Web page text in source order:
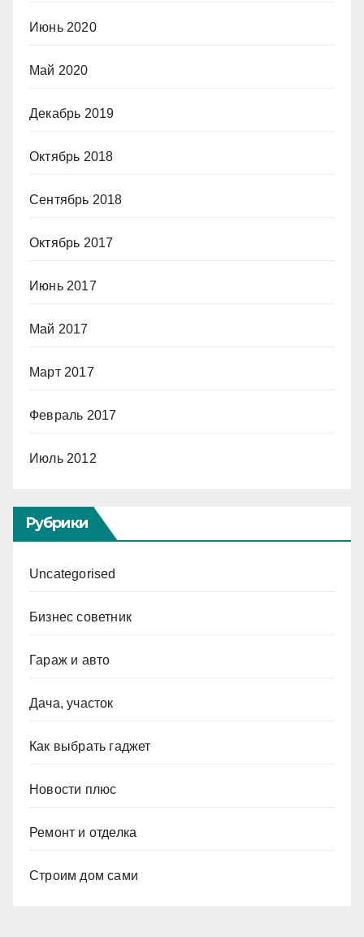
Июнь 2020
Май 2020
Декабрь 2019
Октябрь 2018
Сентябрь 2018
Октябрь 2017
Июнь 2017
Май 2017
Март 2017
Февраль 2017
Июль 2012
Рубрики
Uncategorised
Бизнес советник
Гараж и авто
Дача, участок
Как выбрать гаджет
Новости плюс
Ремонт и отделка
Строим дом сами